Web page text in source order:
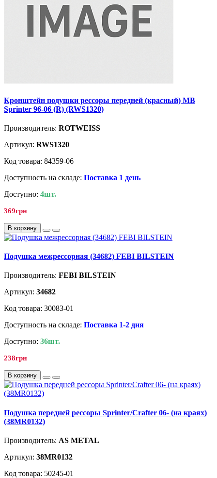
Кронштейн подушки рессоры передней (красный) MB
Sprinter 96-06 (R) (RWS1320)
Производитель: ROTWEISS
Артикул: RWS1320
Код товара: 84359-06
Доступность на складе: Поставка 1 день
Доступно: 4шт.
369грн
В корзину
Подушка межрессорная (34682) FEBI BILSTEIN
Производитель: FEBI BILSTEIN
Артикул: 34682
Код товара: 30083-01
Доступность на складе: Поставка 1-2 дня
Доступно: 36шт.
238грн
В корзину
Подушка передней рессоры Sprinter/Crafter 06- (на краях)
(38MR0132)
Производитель: AS METAL
Артикул: 38MR0132
Код товара: 50245-01